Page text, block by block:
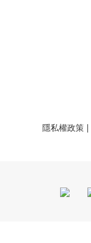
隱私權政策|